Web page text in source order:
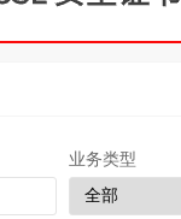
业务类型